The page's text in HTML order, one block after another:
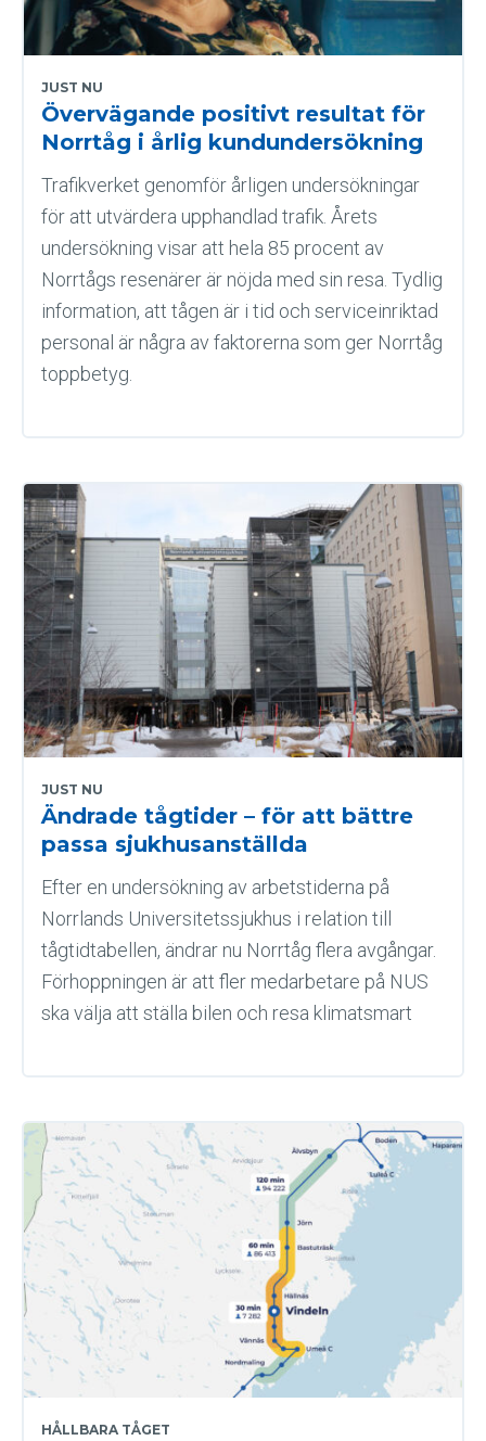
JUST NU
Övervägande positivt resultat för
Norrtåg i årlig kundundersökning
Trafikverket genomför årligen undersökningar
för att utvärdera upphandlad trafik. Årets
undersökning visar att hela 85 procent av
Norrtågs resenärer är nöjda med sin resa. Tydlig
information, att tågen är i tid och serviceinriktad
personal är några av faktorerna som ger Norrtåg
toppbetyg.
JUST NU
Ändrade tågtider – för att bättre
passa sjukhusanställda
Efter en undersökning av arbetstiderna på
Norrlands Universitetssjukhus i relation till
tågtidtabellen, ändrar nu Norrtåg flera avgångar.
Förhoppningen är att fler medarbetare på NUS
ska välja att ställa bilen och resa klimatsmart
HÅLLBARA TÅGET